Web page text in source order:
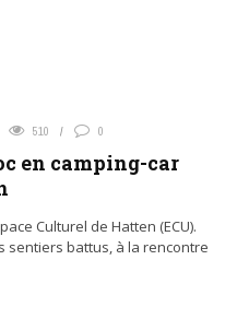
510 0
en camping-car
Culturel de Hatten (ECU).
sentiers battus, à la rencontre